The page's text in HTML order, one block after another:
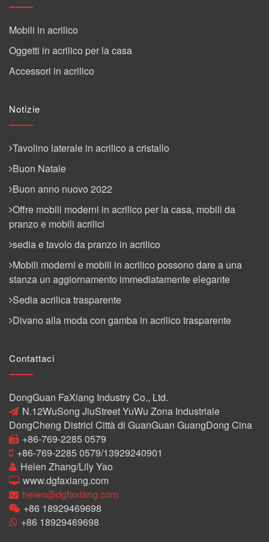
Mobili in acrilico
Oggetti in acrilico per la casa
Accessori in acrilico
Notizie
Tavolino laterale in acrilico a cristallo
Buon Natale
Buon anno nuovo 2022
Offre mobili moderni in acrilico per la casa, mobili da
pranzo e mobili acrilici
sedia e tavolo da pranzo in acrilico
Mobili moderni e mobili in acrilico possono dare a una
stanza un aggiornamento immediatamente elegante
Sedia acrilica trasparente
Divano alla moda con gamba in acrilico trasparente
Contattaci
DongGuan FaXiang Industry Co., Ltd.
N.12WuSong JiuStreet YuWu Zona Industriale
DongCheng Districl Città di GuanGuan GuangDong Cina
+86-769-2285 0579
+86-769-2285 0579/13929240901
Helen Zhang/Lily Yao
www.dgfaxiang.com
helen@dgfaxiang.com
+86 18929469698
+86 18929469698